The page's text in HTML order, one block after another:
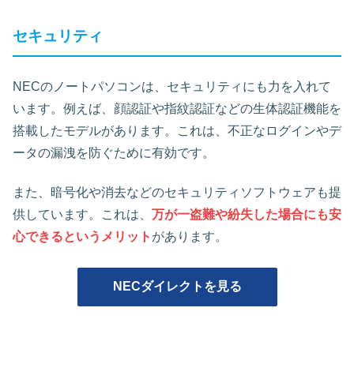
セキュリティ
NECのノートパソコンは、セキュリティにも力を入れて
います。例えば、顔認証や指紋認証などの生体認証機能を
搭載したモデルがあります。これは、不正なログインやデ
ータの漏洩を防ぐために有効です。
また、暗号化や消去などのセキュリティソフトウェアも提
供しています。これは、
万が一盗難や紛失した場合にも安
心できるというメリット があります。
NECダイレクトを見る